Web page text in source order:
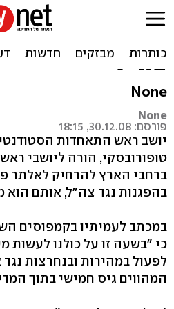
יו"ר התאחדות
להרחיק פעילים
צה"ל
None
None
פורסם: 30.12.08, 18:15
יושב ראש התאחדות
טופורובסקי, הורה ליושבי
ברחבי הארץ להרחיק לאלתר
בהפגנות נגד צה"ל, אותם הוא
במכתב לעמיתיו בקמפוסים
כי "בשעה זו על כולנו לעשות
לפעול במהירות ובנחרצות נגד
המהווים גיס חמישי בתוך